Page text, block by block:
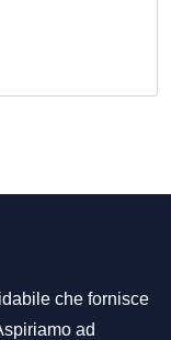
che fornisce
ad